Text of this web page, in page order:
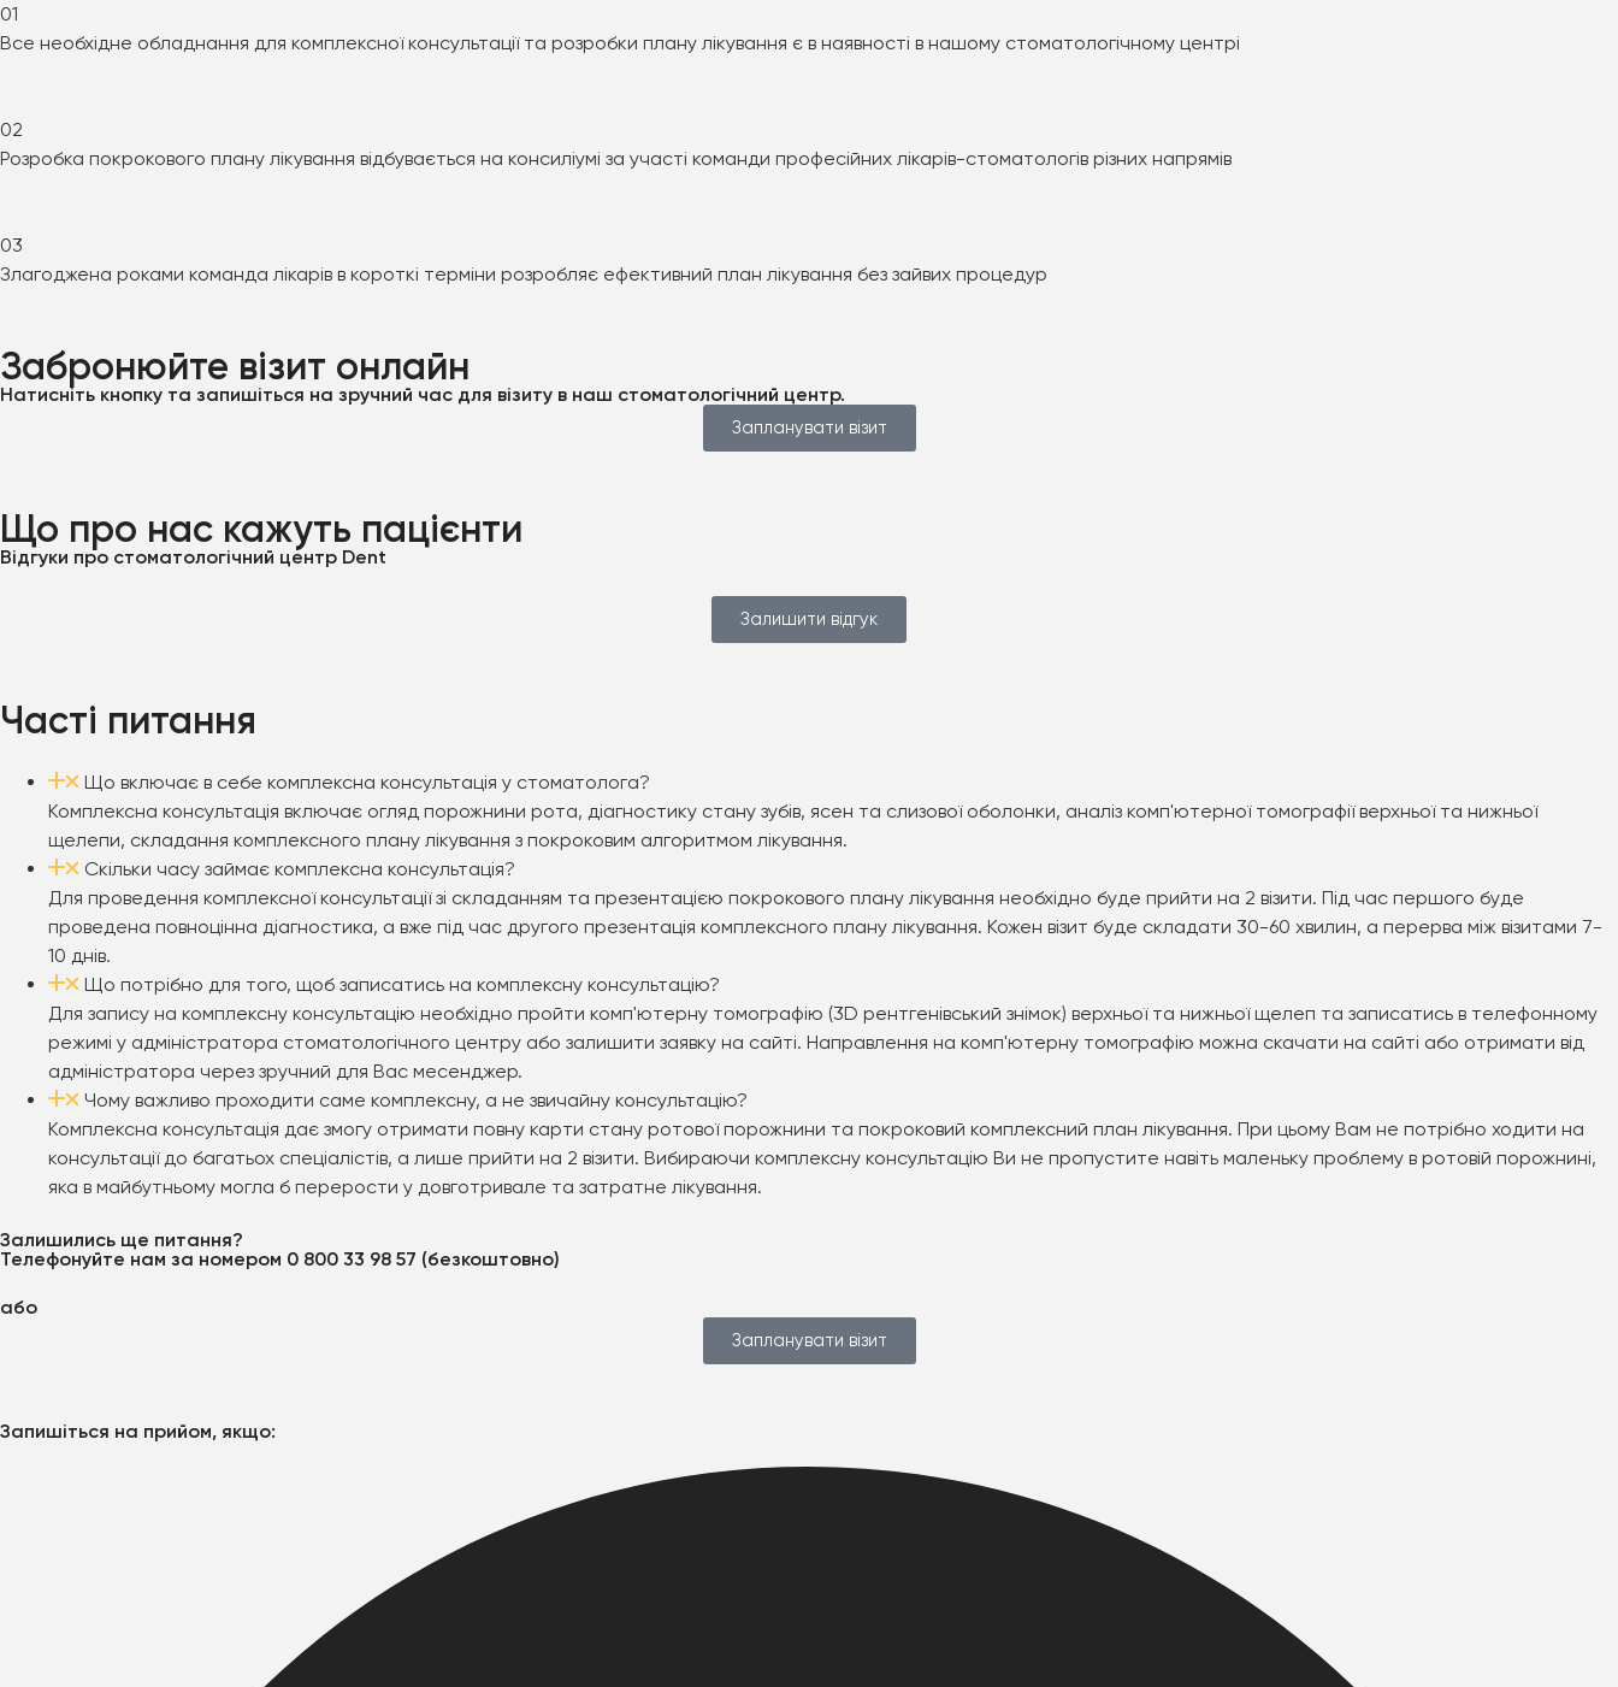
01
Все необхідне обладнання для комплексної консультації та розробки плану лікування є в наявності в нашому стоматологічному центрі
02
Розробка покрокового плану лікування відбувається на консиліумі за участі команди професійних лікарів-стоматологів різних напрямів
03
Злагоджена роками команда лікарів в короткі терміни розробляє ефективний план лікування без зайвих процедур
Забронюйте візит онлайн
Натисніть кнопку та запишіться на зручний час для візиту в наш стоматологічний центр.
Запланувати візит
Що про нас кажуть пацієнти
Відгуки про стоматологічний центр Dent
Залишити відгук
Часті питання
Що включає в себе комплексна консультація у стоматолога?
Комплексна консультація включає огляд порожнини рота, діагностику стану зубів, ясен та слизової оболонки, аналіз комп'ютерної томографії верхньої та нижньої
щелепи, складання комплексного плану лікування з покроковим алгоритмом лікування.
Скільки часу займає комплексна консультація?
Для проведення комплексної консультації зі складанням та презентацією покрокового плану лікування необхідно буде прийти на 2 візити. Під час першого буде
проведена повноцінна діагностика, а вже під час другого презентація комплексного плану лікування. Кожен візит буде складати 30-60 хвилин, а перерва між візитами 7-
10 днів.
Що потрібно для того, щоб записатись на комплексну консультацію?
Для запису на комплексну консультацію необхідно пройти комп'ютерну томографію (3D рентгенівський знімок) верхньої та нижньої щелеп та записатись в телефонному
режимі у адміністратора стоматологічного центру або залишити заявку на сайті. Направлення на комп'ютерну томографію можна скачати на сайті або отримати від
адміністратора через зручний для Вас месенджер.
Чому важливо проходити саме комплексну, а не звичайну консультацію?
Комплексна консультація дає змогу отримати повну карти стану ротової порожнини та покроковий комплексний план лікування. При цьому Вам не потрібно ходити на
консультації до багатьох спеціалістів, а лише прийти на 2 візити. Вибираючи комплексну консультацію Ви не пропустите навіть маленьку проблему в ротовій порожнині,
яка в майбутньому могла б перерости у довготривале та затратне лікування.
Залишились ще питання?
Телефонуйте нам за номером 0 800 33 98 57 (безкоштовно)
або
Запланувати візит
Запишіться на прийом, якщо: